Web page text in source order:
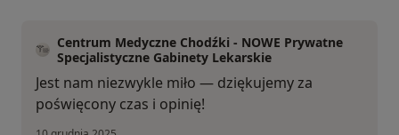
Centrum Medyczne Chodźki - NOWE Prywatne
Specjalistyczne Gabinety Lekarskie
Jest nam niezwykle miło — dziękujemy za
poświęcony czas i opinię!